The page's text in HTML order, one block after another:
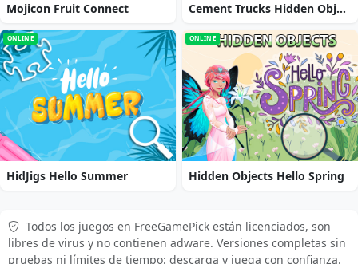
Mojicon Fruit Connect Cement Trucks Hidden Objects
ONLINE
HidJigs Hello Summer
ONLINE
Hidden Objects Hello Spring
Todos los juegos en FreeGamePick están licenciados, son
libres de virus y no contienen adware. Versiones completas sin
pruebas ni límites de tiempo: descarga y juega con confianza.